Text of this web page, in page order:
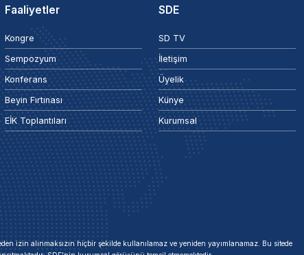
Faaliyetler
Kongre
Sempozyum
Konferans
Beyin Fırtınası
EİK Toplantıları
SDE
SD TV
İletişim
Üyelik
Künye
Kurumsal
izin alınmaksızın hiçbir şekilde kullanılamaz ve yeniden yayımlanamaz. Bu sitede